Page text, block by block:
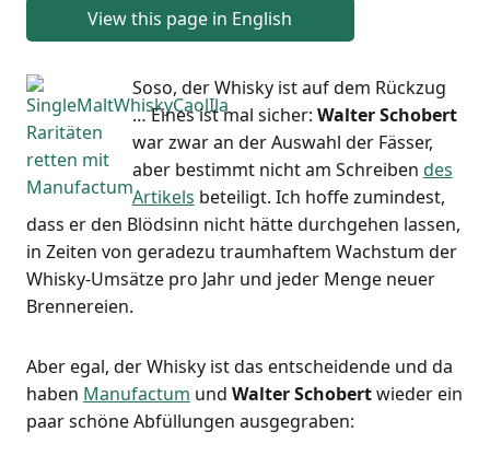
View this page in English
Soso, der Whis­ky ist auf dem Rück­zug
… Eines ist mal sicher: Wal­ter Scho­bert
war zwar an der Aus­wahl der Fäs­ser,
aber bestimmt nicht am Schrei­ben des
Arti­kels betei­ligt. Ich hof­fe zumin­dest,
dass er den Blöd­sinn nicht hät­te durch­ge­hen las­sen,
in Zei­ten von gera­de­zu traum­haf­tem Wachs­tum der
Whis­ky-Umsät­ze pro Jahr und jeder Men­ge neu­er
Brennereien.
Aber egal, der Whis­ky ist das ent­schei­den­de und da
haben Manu­fac­tum und Wal­ter Scho­bertwie­der ein
paar schö­ne Abfül­lun­gen ausgegraben: